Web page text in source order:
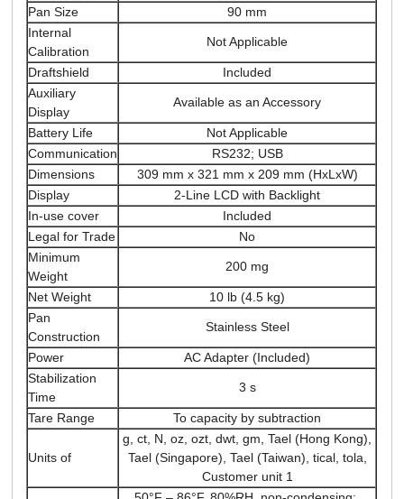
Pan Size
90 mm
Internal
Calibration
Not Applicable
Draftshield
Included
Auxiliary
Display
Available as an Accessory
Battery Life
Not Applicable
Communication
RS232; USB
Dimensions
309 mm x 321 mm x 209 mm (HxLxW)
Display
2-Line LCD with Backlight
In-use cover
Included
Legal for Trade
No
Minimum
Weight
200 mg
Net Weight
10 lb (4.5 kg)
Pan
Construction
Stainless Steel
Power
AC Adapter (Included)
Stabilization
Time
3 s
Tare Range To capacity by subtraction
Units of
g, ct, N, oz, ozt, dwt, gm, Tael (Hong Kong),
Tael (Singapore), Tael (Taiwan), tical, tola,
Customer unit 1